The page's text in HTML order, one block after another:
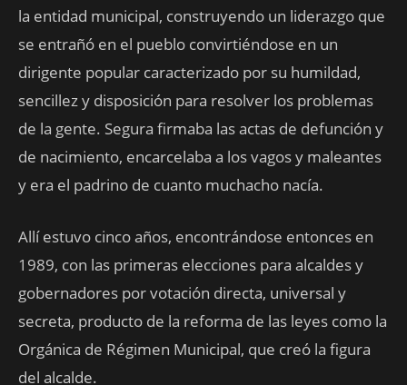
la entidad municipal, construyendo un liderazgo que
se entrañó en el pueblo convirtiéndose en un
dirigente popular caracterizado por su humildad,
sencillez y disposición para resolver los problemas
de la gente. Segura firmaba las actas de defunción y
de nacimiento, encarcelaba a los vagos y maleantes
y era el padrino de cuanto muchacho nacía.
Allí estuvo cinco años, encontrándose entonces en
1989, con las primeras elecciones para alcaldes y
gobernadores por votación directa, universal y
secreta, producto de la reforma de las leyes como la
Orgánica de Régimen Municipal, que creó la figura
del alcalde.